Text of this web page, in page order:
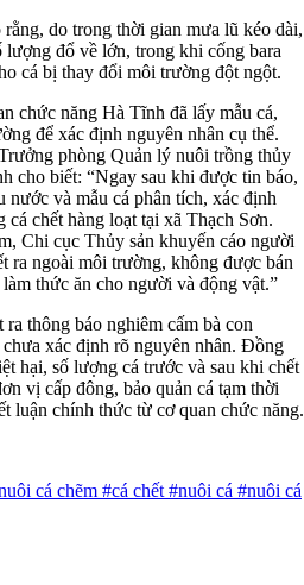
do trong thời gian mưa lũ kéo dài,
đổ về lớn, trong khi cống bara
cá bị thay đổi môi trường đột ngột.
chức năng Hà Tĩnh đã lấy mẫu cá,
để xác định nguyên nhân cụ thể.
phòng Quản lý nuôi trồng thủy
cho biết: “Ngay sau khi được tin báo,
nước và mẫu cá phân tích, xác định
chết hàng loạt tại xã Thạch Sơn.
Chi cục Thủy sản khuyến cáo người
ra ngoài môi trường, không được bán
thức ăn cho người và động vật.”
thông báo nghiêm cấm bà con
xác định rõ nguyên nhân. Đồng
hại, số lượng cá trước và sau khi chết
vị cấp đông, bảo quản cá tạm thời
luận chính thức từ cơ quan chức năng.
cá chẽm #cá chết #nuôi cá #nuôi cá